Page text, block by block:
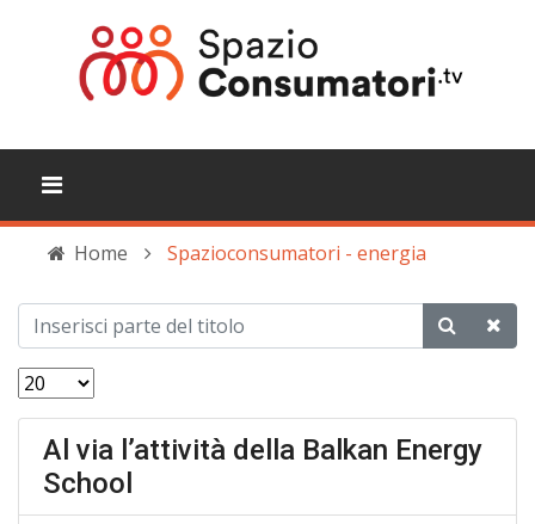
Home Spazioconsumatori - energia
Al via l’attività della Balkan Energy
School